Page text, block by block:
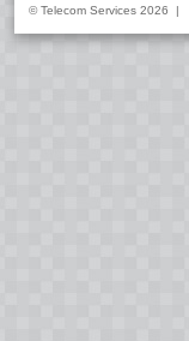
© Telecom Services 2026 |